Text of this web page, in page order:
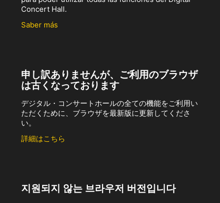
Concert Hall.
Saber más
申し訳ありませんが、ご利用のブラウザ
は古くなっております
デジタル・コンサートホールの全ての機能をご利用い
ただくために、ブラウザを最新版に更新してくださ
い。
詳細はこちら
지원되지 않는 브라우저 버전입니다